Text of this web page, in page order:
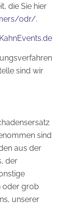
die Sie hier
odr/.
sind wir
sind
aus der
der
oder grob
unserer